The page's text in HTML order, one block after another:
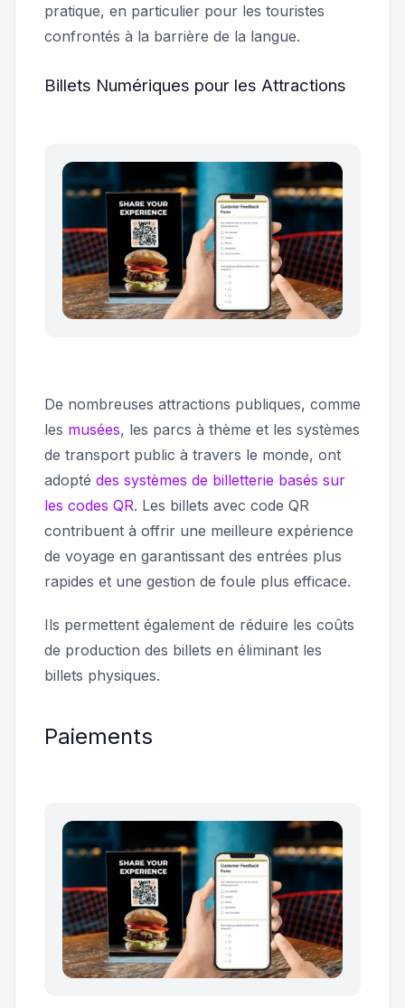
pratique, en particulier pour les touristes
confrontés à la barrière de la langue.
Billets Numériques pour les Attractions
De nombreuses attractions publiques, comme
les musées, les parcs à thème et les systèmes
de transport public à travers le monde, ont
adopté des systèmes de billetterie basés sur
les codes QR. Les billets avec code QR
contribuent à offrir une meilleure expérience
de voyage en garantissant des entrées plus
rapides et une gestion de foule plus efficace.
Ils permettent également de réduire les coûts
de production des billets en éliminant les
billets physiques.
Paiements